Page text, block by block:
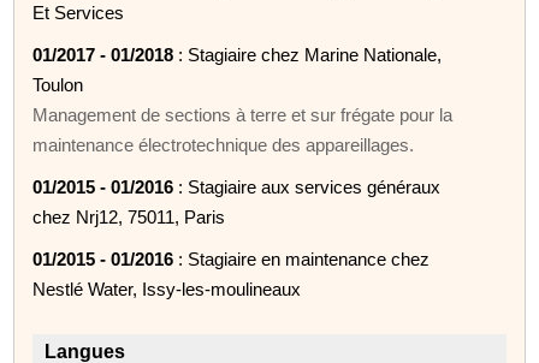
Et Services
01/2017 - 01/2018 : Stagiaire chez Marine Nationale,
Toulon
Management de sections à terre et sur frégate pour la
maintenance électrotechnique des appareillages.
01/2015 - 01/2016 : Stagiaire aux services généraux
chez Nrj12, 75011, Paris
01/2015 - 01/2016 : Stagiaire en maintenance chez
Nestlé Water, Issy-les-moulineaux
Langues